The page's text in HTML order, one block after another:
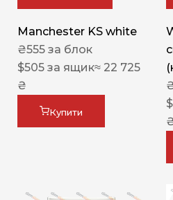
Manchester KS white
₴555 за блок
$505 за ящик≈ 22 725
₴
Купити
$